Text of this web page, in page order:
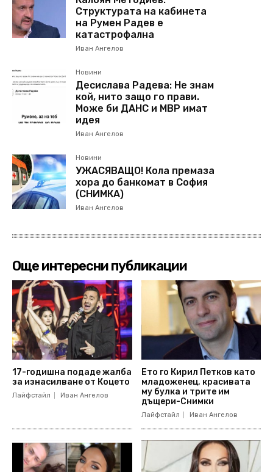
Структурата на кабинета
на Румен Радев е
катастрофална
Иван Ангелов
Новини
Десислава Радева: Не знам
кой, нито защо го прави.
Може би ДАНС и МВР имат
идея
Иван Ангелов
Новини
УЖАСЯВАЩО! Кола премаза
хора до банкомат в София
(СНИМКА)
Иван Ангелов
Още интересни публикации
17-годишна подаде жалба
за изнасилване от Коцето
Лайфстайл Иван Ангелов
Ето го Кирил Петков като
младоженец, красивата
му булка и трите им
дъщери-Снимки
Лайфстайл Иван Ангелов